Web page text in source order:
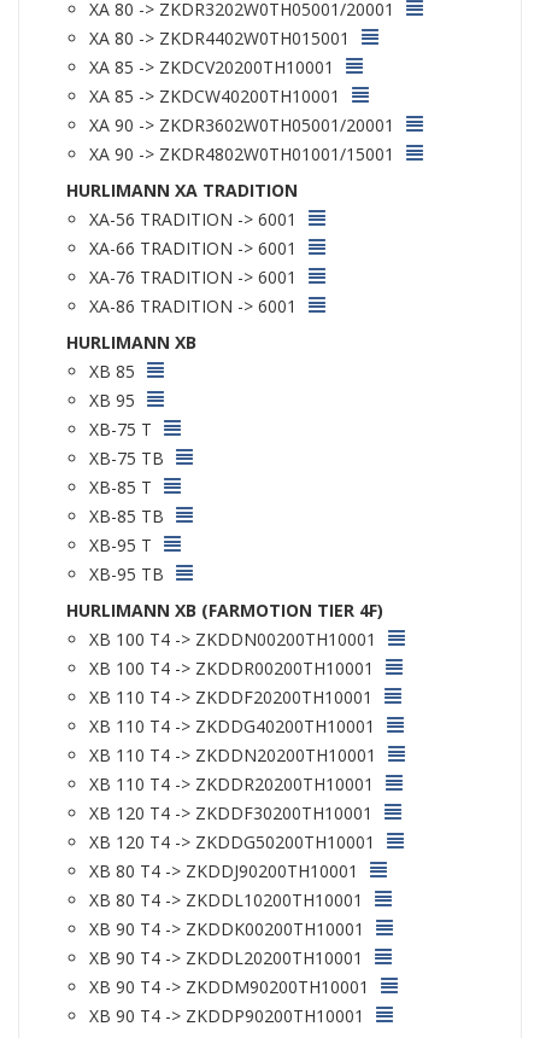
XA 80 -> ZKDR3202W0TH05001/20001
XA 80 -> ZKDR4402W0TH015001
XA 85 -> ZKDCV20200TH10001
XA 85 -> ZKDCW40200TH10001
XA 90 -> ZKDR3602W0TH05001/20001
XA 90 -> ZKDR4802W0TH01001/15001
HURLIMANN XA TRADITION
XA-56 TRADITION -> 6001
XA-66 TRADITION -> 6001
XA-76 TRADITION -> 6001
XA-86 TRADITION -> 6001
HURLIMANN XB
XB 85
XB 95
XB-75 T
XB-75 TB
XB-85 T
XB-85 TB
XB-95 T
XB-95 TB
HURLIMANN XB (FARMOTION TIER 4F)
XB 100 T4 -> ZKDDN00200TH10001
XB 100 T4 -> ZKDDR00200TH10001
XB 110 T4 -> ZKDDF20200TH10001
XB 110 T4 -> ZKDDG40200TH10001
XB 110 T4 -> ZKDDN20200TH10001
XB 110 T4 -> ZKDDR20200TH10001
XB 120 T4 -> ZKDDF30200TH10001
XB 120 T4 -> ZKDDG50200TH10001
XB 80 T4 -> ZKDDJ90200TH10001
XB 80 T4 -> ZKDDL10200TH10001
XB 90 T4 -> ZKDDK00200TH10001
XB 90 T4 -> ZKDDL20200TH10001
XB 90 T4 -> ZKDDM90200TH10001
XB 90 T4 -> ZKDDP90200TH10001